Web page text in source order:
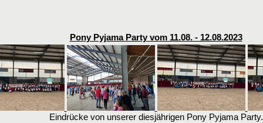
Pony Pyjama Party vom 11.08. - 12.08.2023
Eindrücke von unserer diesjährigen Pony Pyjama Party.